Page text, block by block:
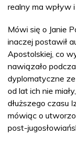
realny ma wpływ
Mówi się o Janie
inaczej postawił
Apostolskiej, co
nawiązało
dyplomatyczne
od lat ich nie
dłuższego czasu
mówiąc o
post-